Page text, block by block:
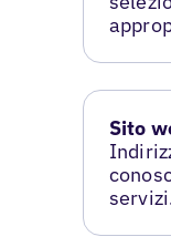
Sito